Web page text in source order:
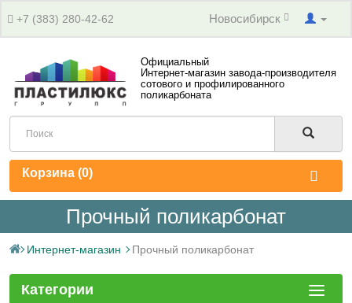
+7 (383) 280-42-62 Новосибирск
Официальный
Интернет-магазин завода-производителя
сотового и профилированного
поликарбоната
Корзина (0)
Прочный поликарбонат
Интернет-магазин Прочный поликарбонат
Категории